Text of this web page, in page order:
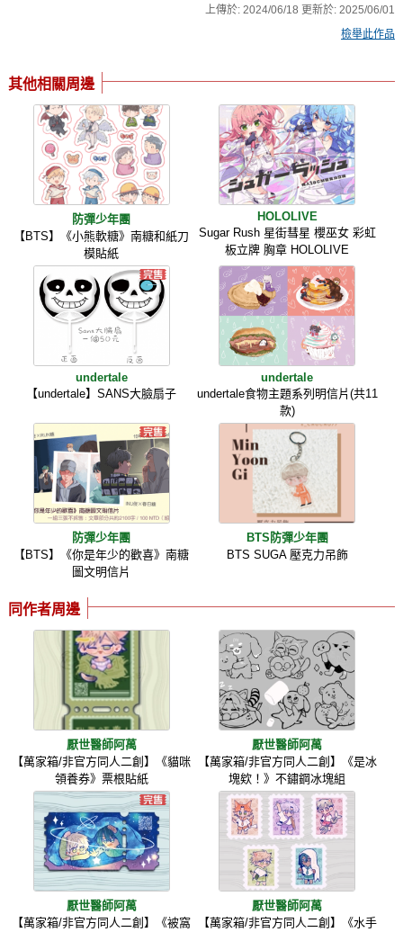
上傳於:2024/06/18 更新於:2025/06/01
檢舉此作品
其他相關周邊
防彈少年團
【BTS】《小熊軟糖》南糖和紙刀
模貼紙
HOLOLIVE
Sugar Rush 星街彗星 櫻巫女 彩虹
板立牌 胸章 HOLOLIVE
undertale
【undertale】SANS大臉扇子
undertale
undertale食物主題系列明信片(共11
款)
防彈少年團
【BTS】《你是年少的歡喜》南糖
圖文明信片
BTS防彈少年團
BTS SUGA 壓克力吊飾
同作者周邊
厭世醫師阿萬
【萬家箱/非官方同人二創】《貓咪
領養券》票根貼紙
厭世醫師阿萬
【萬家箱/非官方同人二創】《是冰
塊欸！》不鏽鋼冰塊組
厭世醫師阿萬
【萬家箱/非官方同人二創】《被窩
厭世醫師阿萬
【萬家箱/非官方同人二創】《水手